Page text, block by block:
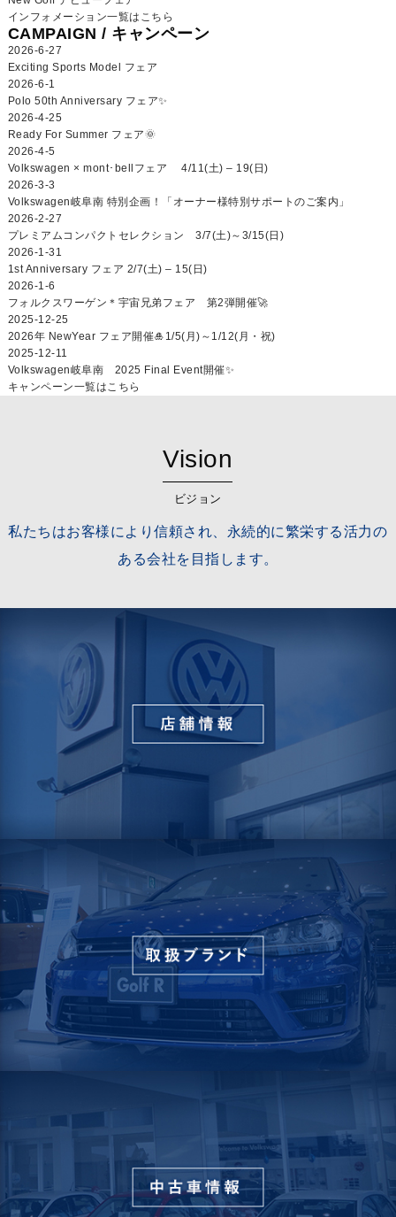
インフォメーション一覧はこちら
CAMPAIGN / キャンペーン
2026-6-27
Exciting Sports Model フェア
2026-6-1
Polo 50th Anniversary フェア✨
2026-4-25
Ready For Summer フェア🌞
2026-4-5
Volkswagen × mont･bellフェア 4/11(土) – 19(日)
2026-3-3
Volkswagen岐阜南 特別企画！「オーナー様特別サポートのご案内」
2026-2-27
プレミアムコンパクトセレクション 3/7(土)～3/15(日)
2026-1-31
1st Anniversary フェア 2/7(土) – 15(日)
2026-1-6
フォルクスワーゲン＊宇宙兄弟フェア 第2弾開催🚀
2025-12-25
2026年 NewYear フェア開催🎍1/5(月)～1/12(月・祝)
2025-12-11
Volkswagen岐阜南 2025 Final Event開催✨
キャンペーン一覧はこちら
Vision
ビジョン
私たちはお客様により信頼され、永続的に繁栄する活力の
ある会社を目指します。